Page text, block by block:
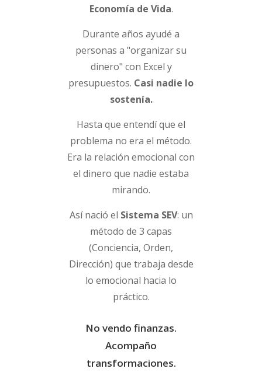
Economía de Vida.
Durante años ayudé a
personas a "organizar su
dinero" con Excel y
presupuestos. Casi nadie lo
sostenía.
Hasta que entendí que el
problema no era el método.
Era la relación emocional con
el dinero que nadie estaba
mirando.
Así nació el Sistema SEV: un
método de 3 capas
(Conciencia, Orden,
Dirección) que trabaja desde
lo emocional hacia lo
práctico.
No vendo finanzas.
Acompaño
transformaciones.